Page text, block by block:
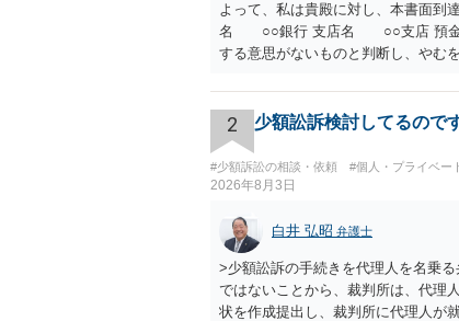
よって、私は貴殿に対し、本書面到
名 ○○銀行 支店名 ○○支店 預金種
する意思がないものと判断し、やむ
を解約したことによって生じた返還
や履行時期には何ら影響を及ぼす
う、強く求めます。 以上
2 少額訟訴検討してるので
#少額訴訟の相談・依頼 #個人・プライベー
2026年8月3日
白井 弘昭 弁護士
>少額訟訴の手続きを代理人を名乗
ではないことから、裁判所は、代理
状を作成提出し、裁判所に代理人が